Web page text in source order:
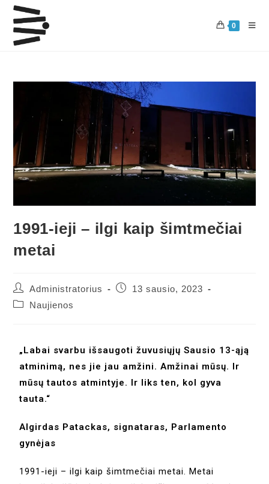
0
1991-ieji – ilgi kaip šimtmečiai
metai
Administratorius
13 sausio, 2023
Naujienos
„Labai svarbu išsaugoti žuvusiųjų Sausio 13-ąją
atminimą, nes jie jau amžini. Amžinai mūsų. Ir
mūsų tautos atmintyje. Ir liks ten, kol gyva
tauta.“
Algirdas Patackas, signataras, Parlamento
gynėjas
1991-ieji – ilgi kaip šimtmečiai metai. Metai